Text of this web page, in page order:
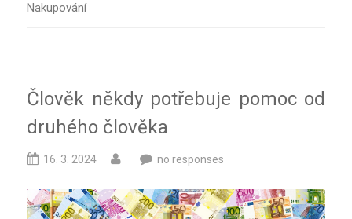
Nakupování
Člověk někdy potřebuje pomoc od
druhého člověka
16. 3. 2024 no responses